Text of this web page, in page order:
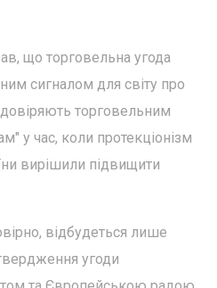
що торговельна угода
сигналом для світу про
торговельним
у час, коли протекціонізм
вирішили підвищити
відбудеться лише
угоди